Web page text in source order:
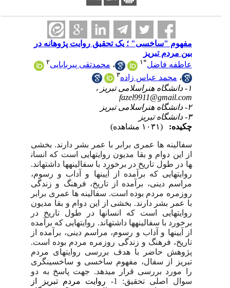
مفهوم "ساخسی" ؛ یک تحقیق روایت پژوهانه در
بین مردم تبریز
عاطفه فاضل* ، محمدتقی پیربابایی
محمد عباس زاده ۳
fazel9911@gmail.com
(۱۰۳۱ مشاهده)
سفالینه ها عمری برابر با عمر بشر دارند. بخشی
از این دوام و بقا مدیون روایت­هایی است که انسان
ها در طول تاریخ در برخورد با سفالینهها داشته­اند.
روایت­هایی که برآمده از آیین­ها و آداب و رسوم،
مراسم دینی، برآمده از تاریخ، فرهنگ و زندگی
روزمره مردم بوده است. سفالینه ها عمری برابر
با عمر بشر دارند. بخشی از این دوام و بقا مدیون
روایت­هایی است که انسان ها در طول تاریخ در
برخورد با سفالینهها داشته­اند. روایت­هایی که برآمده
از آیین­ها و آداب و رسوم، مراسم دینی، برآمده از
تاریخ، فرهنگ و زندگی روزمره مردم بوده است.
پژوهش حاضر با هدف بررسی روایت­های مردم
تبریز از سفال، مفهوم ساخسی و ساخسی­نگری
را مورد بررسی قرار می­دهد. جهت پاسخ به دو
سوال اصلی تحقیق: 1-
روایت مردم تبریز از